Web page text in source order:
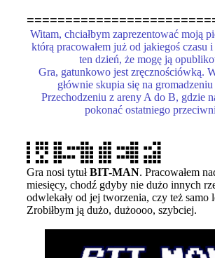
Witam, chciałbym zaprezentować moją
którą pracowałem już od jakiegoś czasu
ten dzień, że mogę ją
Gra, gatunkowo jest zręcznościówką.
głównie skupia się na
Przechodzeniu z areny A do B, gdzie
pokonać ostatniego
Gra nosi tytułBIT-MAN. Pracowałem
miesięcy, chodź gdyby nie dużo innych
odwlekały od jej tworzenia, czy też samo
Zrobiłbym ją dużo, dużoooo, szybciej.